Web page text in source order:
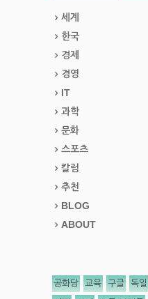
세계
한국
경제
경영
IT
과학
문화
스포츠
칼럼
추천
BLOG
ABOUT
공화당 교육 구글 독일